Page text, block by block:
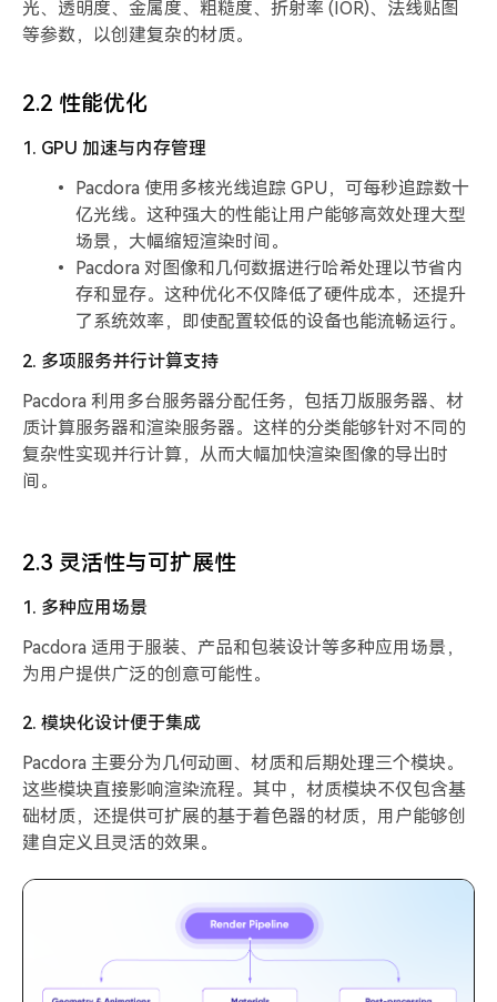
光、透明度、金属度、粗糙度、折射率 (IOR)、法线贴图
等参数，以创建复杂的材质。
2.2 性能优化
1. GPU 加速与内存管理
Pacdora 使用多核光线追踪 GPU，可每秒追踪数十
亿光线。这种强大的性能让用户能够高效处理大型
场景，大幅缩短渲染时间。
Pacdora 对图像和几何数据进行哈希处理以节省内
存和显存。这种优化不仅降低了硬件成本，还提升
了系统效率，即使配置较低的设备也能流畅运行。
2. 多项服务并行计算支持
Pacdora 利用多台服务器分配任务，包括刀版服务器、材
质计算服务器和渲染服务器。这样的分类能够针对不同的
复杂性实现并行计算，从而大幅加快渲染图像的导出时
间。
2.3 灵活性与可扩展性
1. 多种应用场景
Pacdora 适用于服装、产品和包装设计等多种应用场景，
为用户提供广泛的创意可能性。
2. 模块化设计便于集成
Pacdora 主要分为几何动画、材质和后期处理三个模块。
这些模块直接影响渲染流程。其中，材质模块不仅包含基
础材质，还提供可扩展的基于着色器的材质，用户能够创
建自定义且灵活的效果。